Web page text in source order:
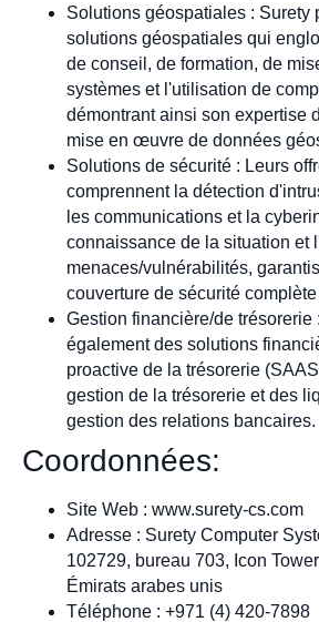
Solutions géospatiales : Surety
solutions géospatiales qui
de conseil, de formation, de
systèmes et l'utilisation de
démontrant ainsi son expertise
mise en œuvre de données
Solutions de sécurité : Leurs
comprennent la détection
les communications et la
connaissance de la situation et
menaces/vulnérabilités,
couverture de sécurité
Gestion financière/de trésorerie
également des solutions
proactive de la trésorerie
gestion de la trésorerie et des
gestion des relations bancaires.
Coordonnées:
Site Web : www.surety-cs.com
Adresse : Surety Computer
102729, bureau 703, Icon
Émirats arabes unis
Téléphone : +971 (4) 420-7898